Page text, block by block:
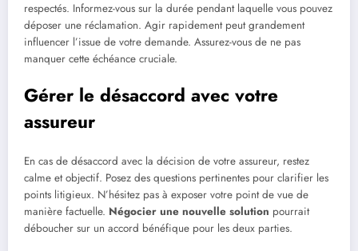
respectés. Informez-vous sur la durée pendant laquelle vous pouvez
déposer une réclamation. Agir rapidement peut grandement
influencer l’issue de votre demande. Assurez-vous de ne pas
manquer cette échéance cruciale.
Gérer le désaccord avec votre
assureur
En cas de désaccord avec la décision de votre assureur, restez
calme et objectif. Posez des questions pertinentes pour clarifier les
points litigieux. N’hésitez pas à exposer votre point de vue de
manière factuelle. Négocier une nouvelle solution pourrait
déboucher sur un accord bénéfique pour les deux parties.